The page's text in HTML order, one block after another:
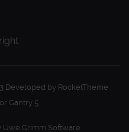
Developed by RocketTheme
Gantry 5
Grimm Software